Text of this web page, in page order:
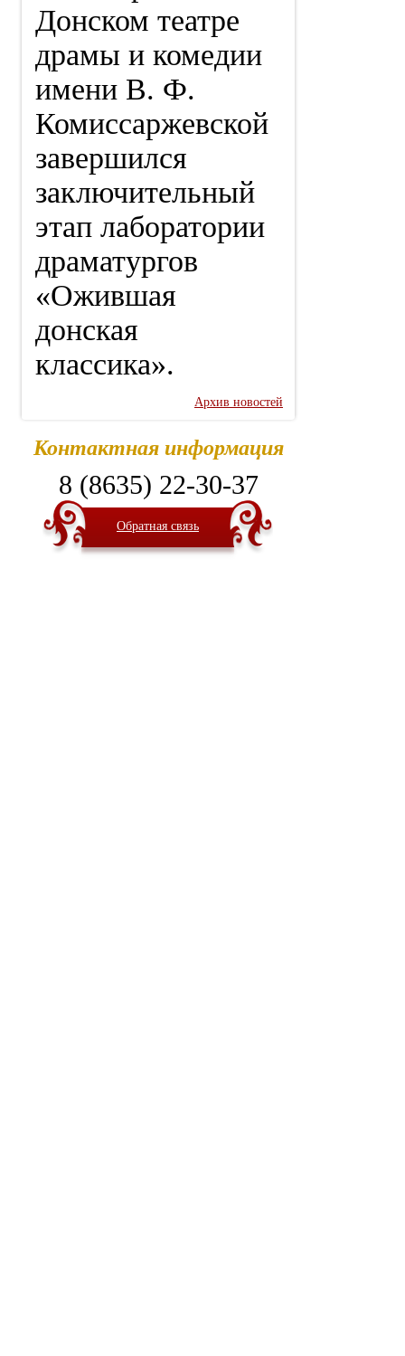
Донском театре
драмы и комедии
имени В. Ф.
Комиссаржевской
завершился
заключительный
этап лаборатории
драматургов
«Ожившая
донская
классика».
Архив новостей
Контактная информация
8 (8635) 22-30-37
Обратная связь